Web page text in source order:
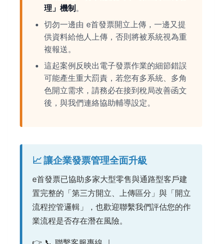
理」機制 。
切勿一邊由 e首發票開立上傳，一邊又提
供資料給他人上傳，否則將被系統視為重
複報送。
這起案例反映出電子發票作業的細節錯誤
可能產生重大罰責，若您有多系統、多角
色開立需求，請務必在接到稅局改善函文
後，與我們連絡協助輔導設定。
📈 讓企業發票管理全面升級
e首發票已協助多家大型零售與通路型客戶建
置完整的「第三方開立、上傳區分」與「開立
流程控管邏輯」，也歡迎聯繫我們評估您的作
業流程是否存在潛在風險。